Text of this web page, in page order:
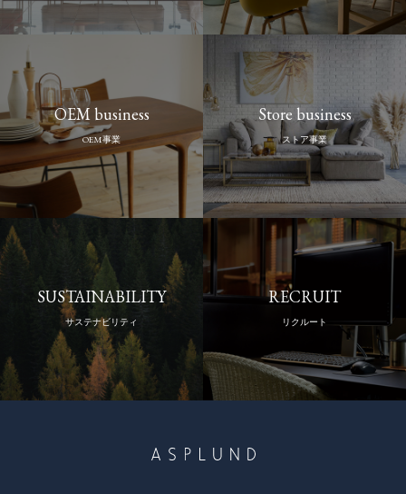
OEM business
OEM事業
Store business
ストア事業
SUSTAINABILITY
サステナビリティ
RECRUIT
リクルート